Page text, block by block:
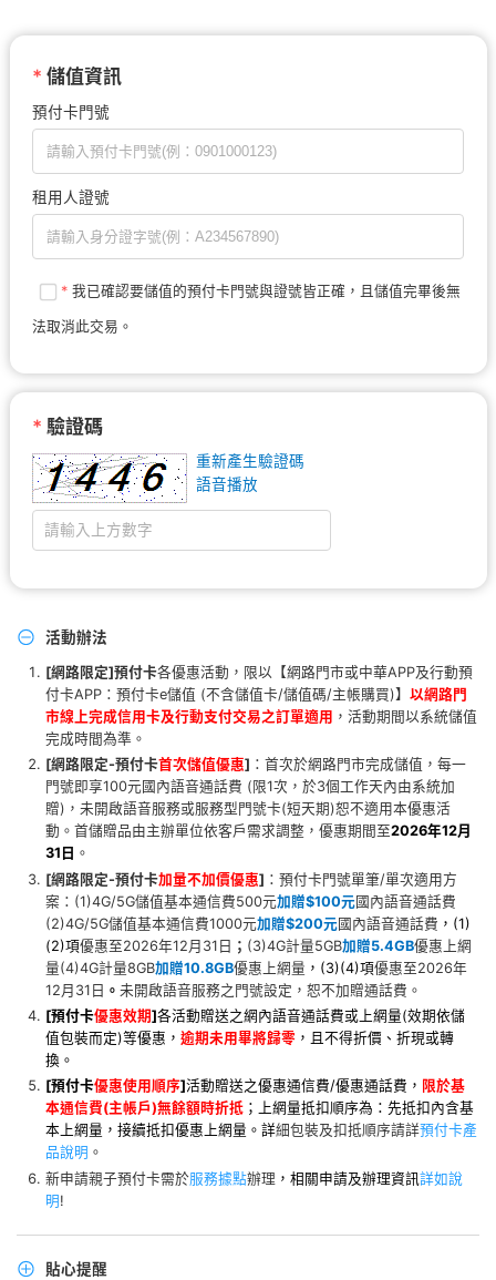
* 儲值資訊
預付卡門號
租用人證號
* 我已確認要儲值的預付卡門號與證號皆正確，且儲值完畢後無
法取消此交易。
* 驗證碼
重新產生驗證碼
語音播放
活動辦法
[網路限定]預付卡各優惠活動，限以【網路門市或中華APP及行動預
付卡APP：預付卡e儲值 (不含儲值卡/儲值碼/主帳購買)】 以網路門
市線上完成信用卡及行動支付交易之訂單適用 ，活動期間以系統儲值
完成時間為準。
[網路限定-預付卡首次儲值優惠] ：首次於網路門市完成儲值，每一
門號即享100元國內語音通話費 (限1次，於3個工作天內由系統加
贈)，未開啟語音服務或服務型門號卡(短天期)恕不適用本優惠活
動。首儲贈品由主辦單位依客戶需求調整，優惠期間至2026年12月
31日 。
[網路限定-預付卡加量不加價優惠] ：預付卡門號單筆/單次適用方
案：(1)4G/5G儲值基本通信費500元加贈$100元國內語音通話費
(2)4G/5G儲值基本通信費1000元加贈$200元國內語音通話費 ，(1)
(2)項優惠至2026年12月31日 ； (3)4G計量5GB加贈5.4GB優惠上網
量(4)4G計量8GB加贈10.8GB優惠上網量 ，(3)(4)項優惠至2026年
12月31日 。 未開啟語音服務之門號設定，恕不加贈通話費。
[預付卡優惠效期]各活動贈送之網內語音通話費或上網量(效期依儲
值包裝而定)等優惠 ， 逾期未用畢將歸零，且不得折價、折現或轉
換。
[預付卡優惠使用順序]活動贈送之優惠通信費/優惠通話費， 限於基
本通信費(主帳戶)無餘額時折抵；上網量抵扣順序為：先抵扣內含基
本上網量，接續抵扣優惠上網量。 詳細包裝及扣抵順序請詳預付卡產
品說明 。
新申請親子預付卡需於服務據點辦理 ，相關申請及辦理資訊詳如說
明!
貼心提醒